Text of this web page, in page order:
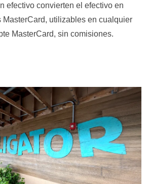
efectivo convierten el efectivo en
MasterCard, utilizables en cualquier
MasterCard, sin comisiones.